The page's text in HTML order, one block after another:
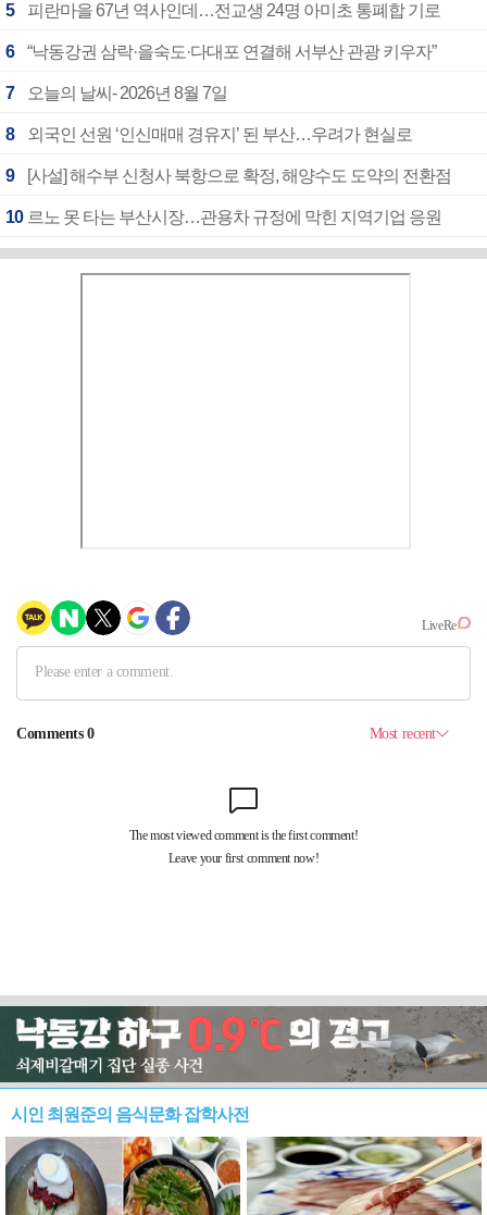
5 피란마을 67년 역사인데…전교생 24명 아미초 통폐합 기로
6 “낙동강권 삼락·을숙도·다대포 연결해 서부산 관광 키우자”
7 오늘의 날씨- 2026년 8월 7일
8 외국인 선원 ‘인신매매 경유지’ 된 부산…우려가 현실로
9 [사설] 해수부 신청사 북항으로 확정, 해양수도 도약의 전환점
10 르노 못 타는 부산시장…관용차 규정에 막힌 지역기업 응원
시인 최원준의 음식문화 잡학사전